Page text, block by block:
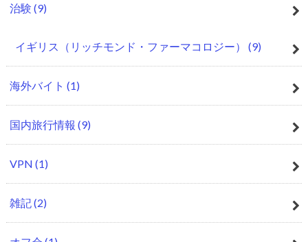
治験 (9)
イギリス（リッチモンド・ファーマコロジー） (9)
海外バイト (1)
国内旅行情報 (9)
VPN (1)
雑記(2)